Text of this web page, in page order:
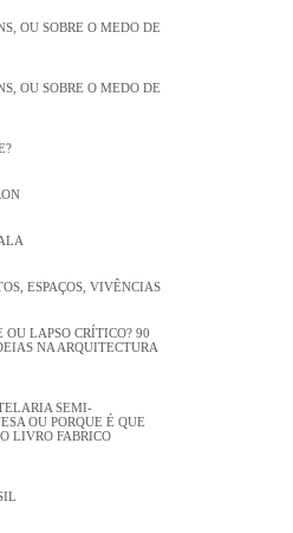
OU SOBRE O MEDO DE
OU SOBRE O MEDO DE
ESPAÇOS, VIVÊNCIAS
LAPSO CRÍTICO? 90
NA ARQUITECTURA
SEMI-
OU PORQUE É QUE
LIVRO FABRICO